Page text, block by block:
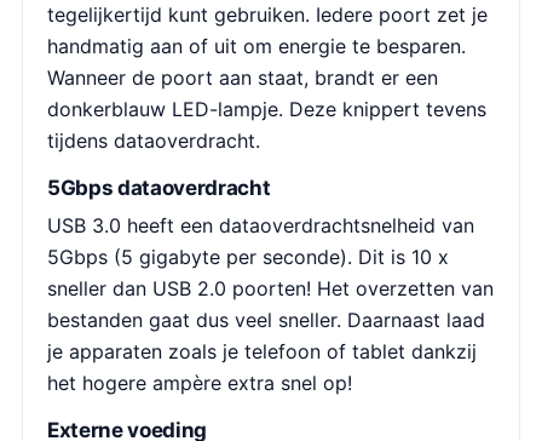
tegelijkertijd kunt gebruiken. Iedere poort zet je
handmatig aan of uit om energie te besparen.
Wanneer de poort aan staat, brandt er een
donkerblauw LED-lampje. Deze knippert tevens
tijdens dataoverdracht.
5Gbps dataoverdracht
USB 3.0 heeft een dataoverdrachtsnelheid van
5Gbps (5 gigabyte per seconde). Dit is 10 x
sneller dan USB 2.0 poorten! Het overzetten van
bestanden gaat dus veel sneller. Daarnaast laad
je apparaten zoals je telefoon of tablet dankzij
het hogere ampère extra snel op!
Externe voeding